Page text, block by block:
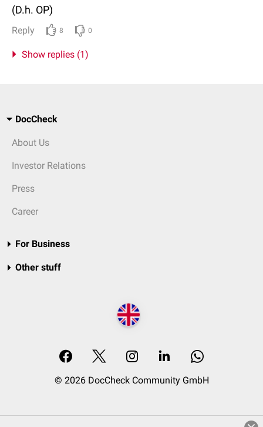
(D.h. OP)
Reply 8 0
Show replies (1)
DocCheck
About Us
Investor Relations
Press
Career
For Business
Other stuff
© 2026 DocCheck Community GmbH